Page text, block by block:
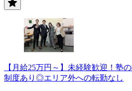
【月給25万円～】未経験歓迎！塾
制度あり◎エリア外への転勤なし